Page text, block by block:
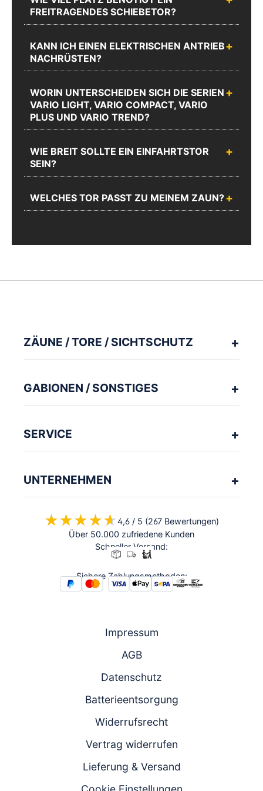
Zum
FREITRAGENDES SCHIEBETOR?
KANN ICH EINEN ELEKTRISCHEN ANTRIEB
NACHRÜSTEN?
WORIN UNTERSCHEIDEN SICH DIE SERIEN
VARIO LIGHT, VARIO COMPACT, VARIO
PLUS UND VARIO TREND?
WIE BREIT SOLLTE EIN EINFAHRTSTOR
SEIN?
WELCHES TOR PASST ZU MEINEM ZAUN?
ZÄUNE / TORE / SICHTSCHUTZ
GABIONEN / SONSTIGES
SERVICE
UNTERNEHMEN
★★★★★
★★★★★4,6 / 5 (267 Bewertungen)
Über 50.000 zufriedene Kunden
Schneller Versand:
Sichere Zahlungsmethoden:
Impressum
AGB
Datenschutz
Batterieentsorgung
Widerrufsrecht
Vertrag widerrufen
Lieferung & Versand